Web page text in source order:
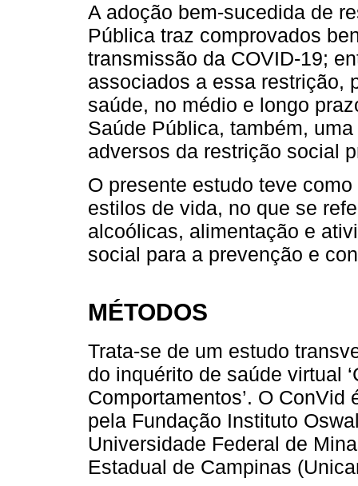
A adoção bem-sucedida de
Pública traz comprovados
transmissão da COVID-19;
associados a essa restrição,
saúde, no médio e longo
Saúde Pública, também,
adversos da restrição social
O presente estudo teve
estilos de vida, no que se
alcoólicas, alimentação e
social para a prevenção e
MÉTODOS
Trata-se de um estudo
do inquérito de saúde virtual
Comportamentos’. O
pela Fundação Instituto
Universidade Federal de
Estadual de Campinas